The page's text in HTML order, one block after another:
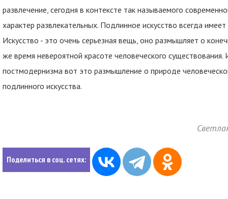
развлечение, сегодня в контексте так называемого
характер развлекательных. Подлинное искусство всегда
Искусство - это очень серьезная вещь, оно размышляет о
же время невероятной красоте человеческого
постмодернизма вот это размышление о природе
подлинного искусства.
Поделиться в соц. сетях: